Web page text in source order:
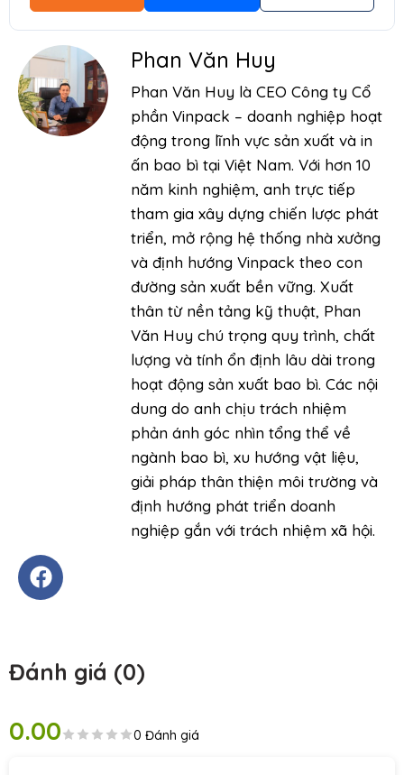
Phan Văn Huy
Phan Văn Huy là CEO Công ty Cổ
phần Vinpack – doanh nghiệp hoạt
động trong lĩnh vực sản xuất và in
ấn bao bì tại Việt Nam. Với hơn 10
năm kinh nghiệm, anh trực tiếp
tham gia xây dựng chiến lược phát
triển, mở rộng hệ thống nhà xưởng
và định hướng Vinpack theo con
đường sản xuất bền vững. Xuất
thân từ nền tảng kỹ thuật, Phan
Văn Huy chú trọng quy trình, chất
lượng và tính ổn định lâu dài trong
hoạt động sản xuất bao bì. Các nội
dung do anh chịu trách nhiệm
phản ánh góc nhìn tổng thể về
ngành bao bì, xu hướng vật liệu,
giải pháp thân thiện môi trường và
định hướng phát triển doanh
nghiệp gắn với trách nhiệm xã hội.
Đánh giá (0)
0.00 0 Đánh giá